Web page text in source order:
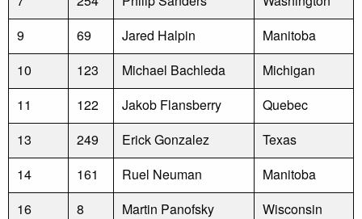
9
69 Jared Halpin
Manitoba
10
123 Michael Bachleda
Michigan
11
122 Jakob Flansberry
Quebec
13
249 Erick Gonzalez
Texas
14
161 Ruel Neuman
Manitoba
16
8 Martin Panofsky
Wisconsin